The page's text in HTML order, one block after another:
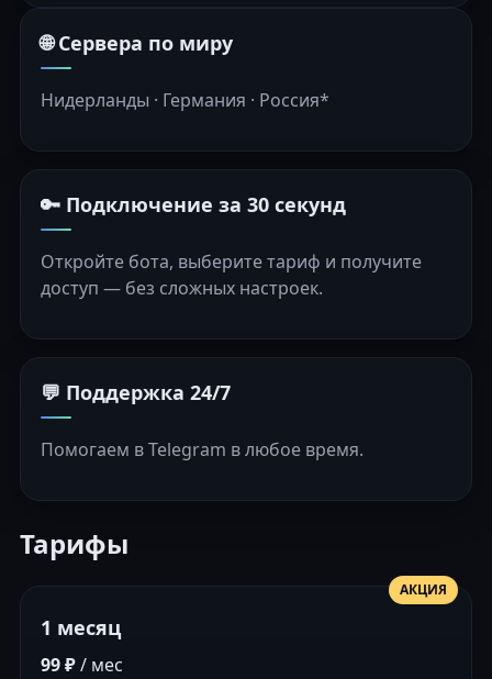
🌐 Сервера по миру
Нидерланды · Германия · Россия*
🔑 Подключение за 30 секунд
Откройте бота, выберите тариф и получите
доступ — без сложных настроек.
💬 Поддержка 24/7
Помогаем в Telegram в любое время.
Тарифы
АКЦИЯ
1 месяц
99 ₽/ мес